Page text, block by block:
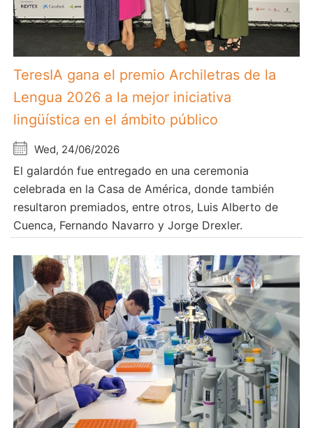
TeresIA gana el premio Archiletras de la
Lengua 2026 a la mejor iniciativa
lingüística en el ámbito público
Wed, 24/06/2026
El galardón fue entregado en una ceremonia
celebrada en la Casa de América, donde también
resultaron premiados, entre otros, Luis Alberto de
Cuenca, Fernando Navarro y Jorge Drexler.